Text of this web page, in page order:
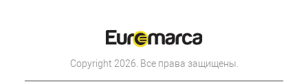
Copyright 2026. Все права защищены.